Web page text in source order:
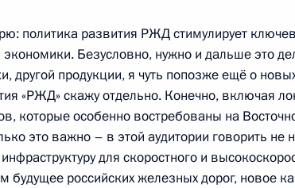
к участникам заседания Совета
СНГ
2023 года, 11:20
2023 года, воскресенье
политика развития РЖД стимулирует
Безусловно, нужно и дальше это
другой продукции, я чуть попозже ещё о
«РЖД» скажу отдельно. Конечно, включая
которые особенно востребованы на
это важно – в этой аудитории говорить не
для скоростного и
будущее российских железных дорог, новое